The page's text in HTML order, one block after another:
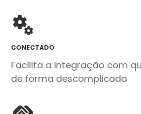
CONECTADO
Facilita a integração com
de forma descomplicada